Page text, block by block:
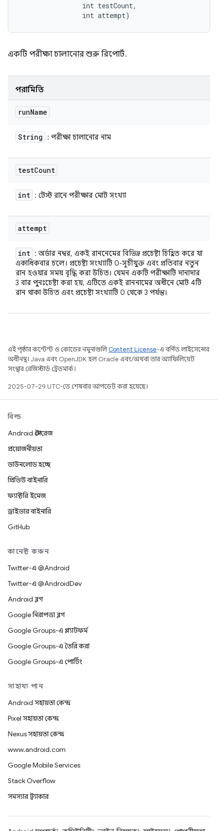
                int testCount,
                int attempt)
একটি পরীক্ষা চালানোর শুরু রিপোর্ট.
পরামিতি
runName
String : পরীক্ষা চালানোর নাম
testCount
int : টেস্ট রানে পরীক্ষার মোট সংখ্যা
attempt
int : অর্ডার নম্বর, একই রাননেমের বিভিন্ন প্রচেষ্টা চিহ্নিত করে যা
একাধিকবার চলে। প্রচেষ্টা সংখ্যাটি 0-সূচীযুক্ত এবং প্রতিবার নতুন
রান হওয়ার সময় বৃদ্ধি করা উচিত। যেমন একটি পরীক্ষাটি দানাদার
3 বার পুনঃচেষ্টা করা হয়, এটিতে একই রাননামের অধীনে মোট 4টি
রান থাকা উচিত এবং প্রচেষ্টা সংখ্যাটি 0 থেকে 3 পর্যন্ত।
এই পৃষ্ঠার কন্টেন্ট ও কোডের নমুনাগুলিContent License-এ বর্ণিত লাইসেন্সের
অধীনস্থ। Java এবং OpenJDK হল Oracle এবং/অথবা তার অ্যাফিলিয়েট
সংস্থার রেজিস্টার্ড ট্রেডমার্ক।
2025-07-29 UTC-তে শেষবার আপডেট করা হয়েছে।
বিল্ড
Android স্টোরেজ
প্রয়োজনীয়তা
ডাউনলোড হচ্ছে
প্রিভিউ বাইনারি
ফ্যাক্টরি ইমেজ
ড্রাইভার বাইনারি
GitHub
কানেক্ট করুন
Twitter-এ @Android
Twitter-এ @AndroidDev
Android ব্লগ
Google নিরাপত্তা ব্লগ
Google Groups-এ প্ল্যাটফর্ম
Google Groups-এ তৈরি করা
Google Groups-এ পোর্টিং
সাহায্য পান
Android সহায়তা কেন্দ্র
Pixel সহায়তা কেন্দ্র
Nexus সহায়তা কেন্দ্র
www.android.com
Google Mobile Services
Stack Overflow
সমস্যার ট্র্যাকার